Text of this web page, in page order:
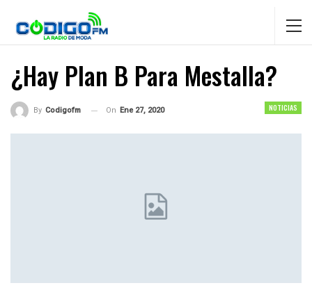
¿Hay Plan B Para Mestalla?
NOTICIAS
By Codigofm On Ene 27, 2020